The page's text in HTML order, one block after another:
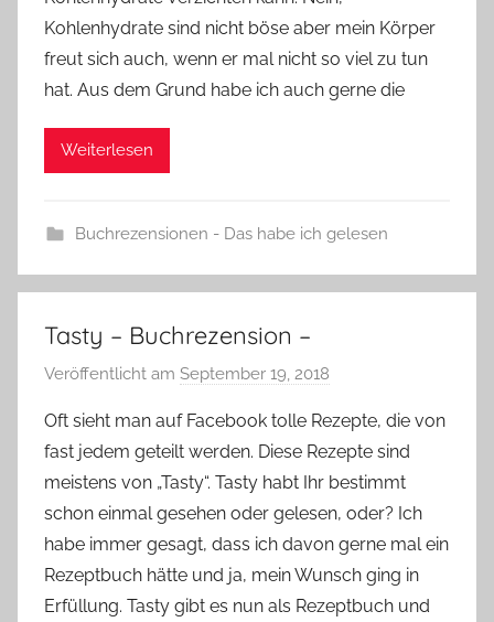
Kohlenhydrate sind nicht böse aber mein Körper
freut sich auch, wenn er mal nicht so viel zu tun
hat. Aus dem Grund habe ich auch gerne die
Weiterlesen
Buchrezensionen - Das habe ich gelesen
Tasty – Buchrezension –
Veröffentlicht am September 19, 2018
n
Y
v
o
n
n
e
Oft sieht man auf Facebook tolle Rezepte, die von
fast jedem geteilt werden. Diese Rezepte sind
meistens von „Tasty“. Tasty habt Ihr bestimmt
schon einmal gesehen oder gelesen, oder? Ich
habe immer gesagt, dass ich davon gerne mal ein
Rezeptbuch hätte und ja, mein Wunsch ging in
Erfüllung. Tasty gibt es nun als Rezeptbuch und